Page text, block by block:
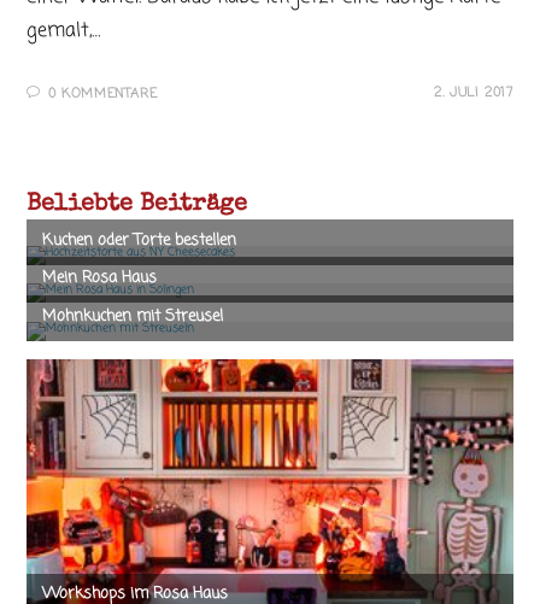
gemalt,…
0 KOMMENTARE 2. JULI 2017
Beliebte Beiträge